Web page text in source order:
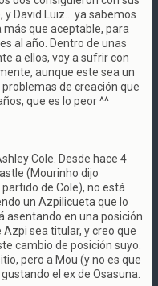
David Luiz... ya sabemos
más que aceptable, para
al año. Dentro de unas
a ellos, voy a sufrir con
aunque este sea un
de creación que
que es lo peor ^^
Cole. Desde hace 4
(Mourinho dijo
de Cole), no está
un Azpilicueta que lo
asentando en una posición
sea titular, y creo que
cambio de posición suyo.
pero a Mou (y no es que
el ex de Osasuna.